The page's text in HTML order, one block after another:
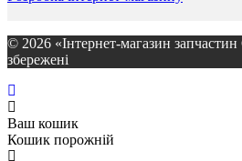
© 2026 «Інтернет-магазин
збережені
Ваш кошик
Кошик порожній